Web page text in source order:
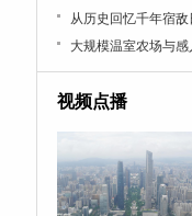
从历史回忆千年宿
大规模温室农场与感
视频点播